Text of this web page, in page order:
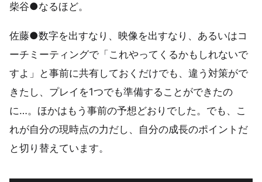
柴谷●なるほど。
佐藤●数字を出すなり、映像を出すなり、あるいはコ
ーチミーティングで「これやってくるかもしれないで
すよ」と事前に共有しておくだけでも、違う対策がで
きたし、プレイを1つでも準備することができたの
に…。ほかはもう事前の予想どおりでした。でも、こ
れが自分の現時点の力だし、自分の成長のポイントだ
と切り替えています。